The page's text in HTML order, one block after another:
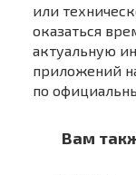
или
оказаться
актуальную
приложений
по
Вам